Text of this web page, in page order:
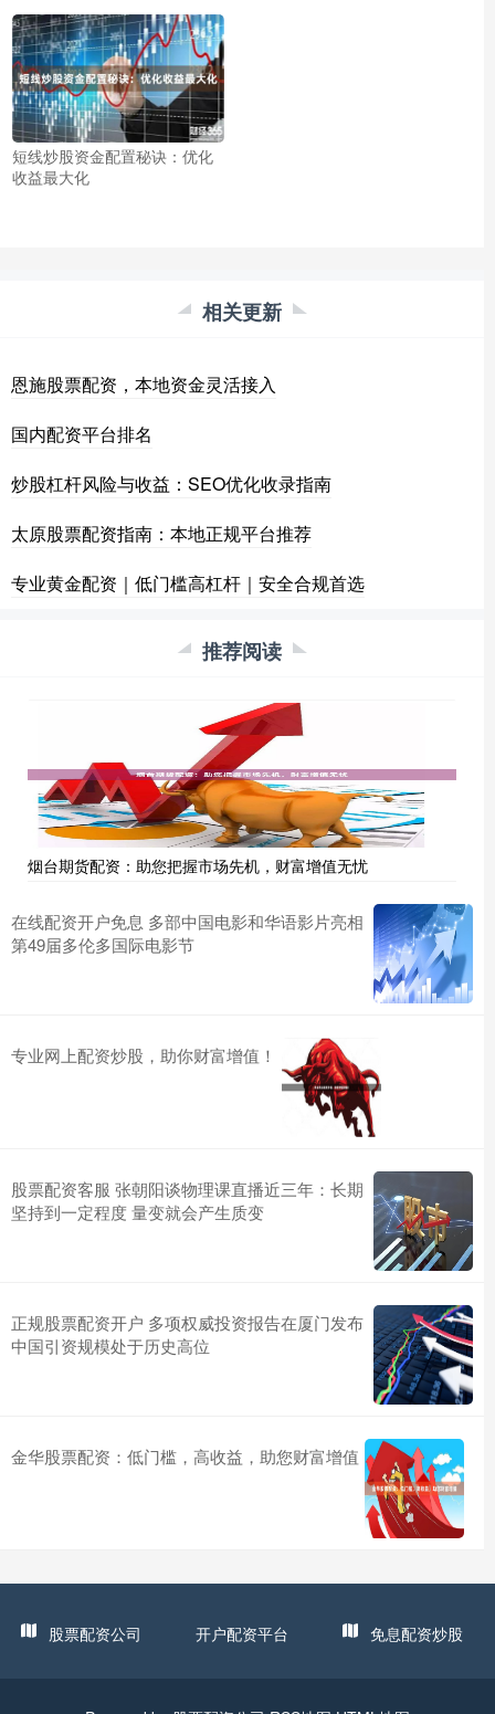
短线炒股资金配置秘诀：优化
收益最大化
相关更新
恩施股票配资，本地资金灵活接入
国内配资平台排名
炒股杠杆风险与收益：SEO优化收录指南
太原股票配资指南：本地正规平台推荐
专业黄金配资｜低门槛高杠杆｜安全合规首选
推荐阅读
烟台期货配资：助您把握市场先机，财富增值无忧
在线配资开户免息 多部中国电影和华语影片亮相
第49届多伦多国际电影节
专业网上配资炒股，助你财富增值！
股票配资客服 张朝阳谈物理课直播近三年：长期
坚持到一定程度 量变就会产生质变
正规股票配资开户 多项权威投资报告在厦门发布
中国引资规模处于历史高位
金华股票配资：低门槛，高收益，助您财富增值
股票配资公司 开户配资平台 免息配资炒股